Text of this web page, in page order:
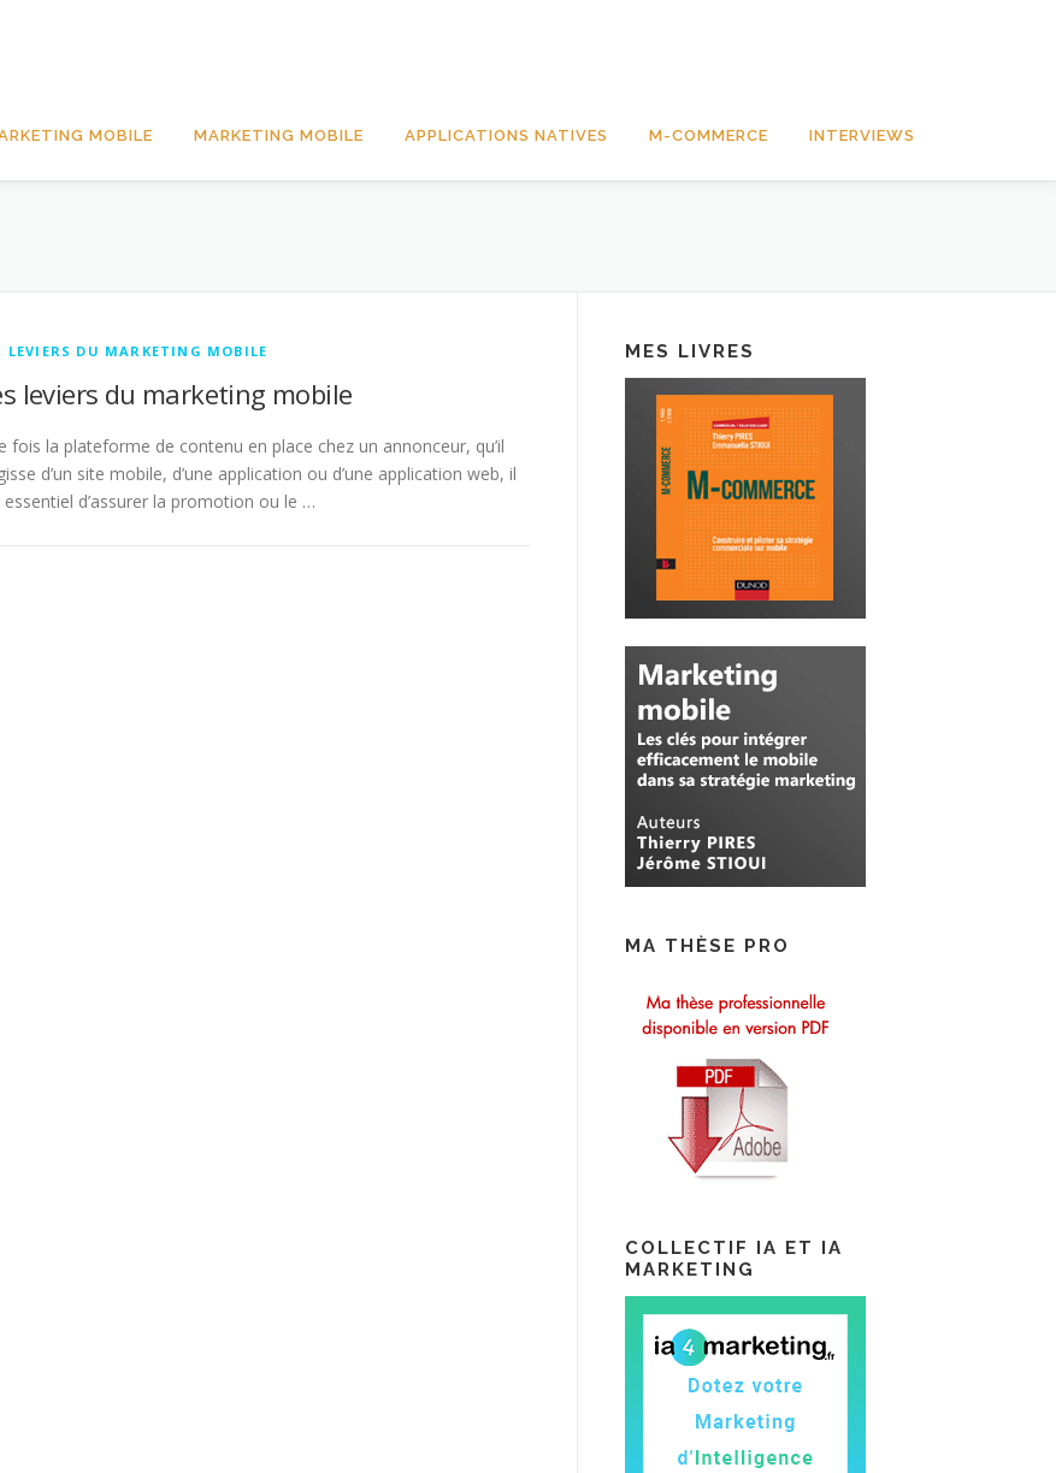
MOBILE MARKETING MOBILE APPLICATIONS NATIVES M-COMMERCE INTERVIEWS
LEVIERS DU MARKETING MOBILE
leviers du marketing mobile
fois la plateforme de contenu en place chez un annonceur, qu’il
d’un site mobile, d’une application ou d’une application web, il
essentiel d’assurer la promotion ou le …
MES LIVRES
MA THÈSE PRO
COLLECTIF IA ET IA
MARKETING